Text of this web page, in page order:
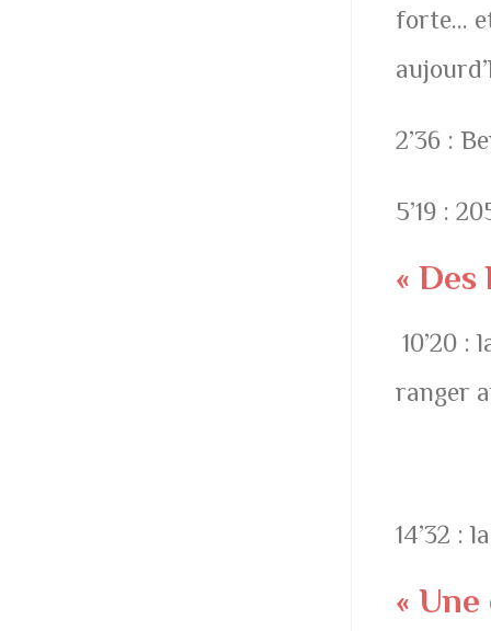
forte…
2’36 :
5’19 :
« Des
10’20 :
ranger
14’32 :
«